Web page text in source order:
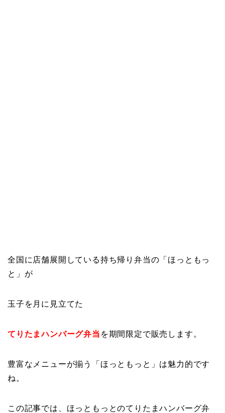
全国に店舗展開している持ち帰り弁当の「ほっともっ
と」が
玉子を月に見立てた
てりたまハンバーグ弁当 を期間限定で販売します。
豊富なメニューが揃う「ほっともっと」は魅力的です
ね。
この記事では、ほっともっとのてりたまハンバーグ弁